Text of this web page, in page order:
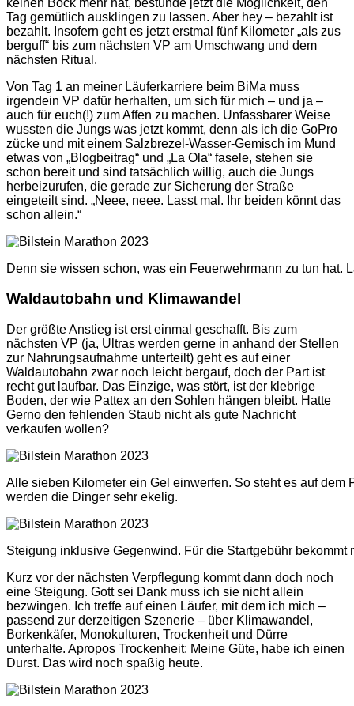
Tag gemütlich ausklingen zu lassen. Aber hey – bezahlt ist
bezahlt. Insofern geht es jetzt erstmal fünf Kilometer „als zus
berguff“ bis zum nächsten VP am Umschwang und dem
nächsten Ritual.
Von Tag 1 an meiner Läuferkarriere beim BiMa muss
irgendein VP dafür herhalten, um sich für mich – und ja –
auch für euch(!) zum Affen zu machen. Unfassbarer Weise
wussten die Jungs was jetzt kommt, denn als ich die GoPro
zücke und mit einem Salzbrezel-Wasser-Gemisch im Mund
etwas von „Blogbeitrag“ und „La Ola“ fasele, stehen sie
schon bereit und sind tatsächlich willig, auch die Jungs
herbeizurufen, die gerade zur Sicherung der Straße
eingeteilt sind. „Neee, neee. Lasst mal. Ihr beiden könnt das
schon allein.“
Denn sie wissen schon, was ein Feuerwehrmann zu tun hat.
Waldautobahn und Klimawandel
Der größte Anstieg ist erst einmal geschafft. Bis zum
nächsten VP (ja, Ultras werden gerne in anhand der Stellen
zur Nahrungsaufnahme unterteilt) geht es auf einer
Waldautobahn zwar noch leicht bergauf, doch der Part ist
recht gut laufbar. Das Einzige, was stört, ist der klebrige
Boden, der wie Pattex an den Sohlen hängen bleibt. Hatte
Gerno den fehlenden Staub nicht als gute Nachricht
verkaufen wollen?
Alle sieben Kilometer ein Gel einwerfen. So steht es auf
werden die Dinger sehr ekelig.
Steigung inklusive Gegenwind. Für die Startgebühr
Kurz vor der nächsten Verpflegung kommt dann doch noch
eine Steigung. Gott sei Dank muss ich sie nicht allein
bezwingen. Ich treffe auf einen Läufer, mit dem ich mich –
passend zur derzeitigen Szenerie – über Klimawandel,
Borkenkäfer, Monokulturen, Trockenheit und Dürre
unterhalte. Apropos Trockenheit: Meine Güte, habe ich einen
Durst. Das wird noch spaßig heute.